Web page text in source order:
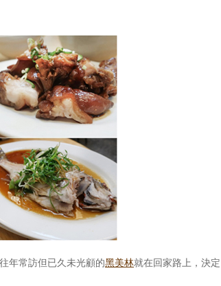
年常訪但已久未光顧的黑美林就在回家路上，決定